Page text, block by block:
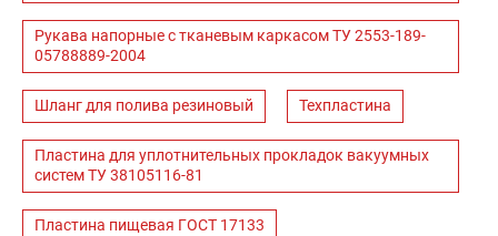
Рукава напорные с тканевым каркасом ТУ 2553-189-
05788889-2004
Шланг для полива резиновый Техпластина
Пластина для уплотнительных прокладок вакуумных
систем ТУ 38105116-81
Пластина пищевая ГОСТ 17133